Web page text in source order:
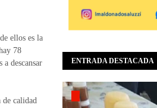
ellos es la
78
descansar
de calidad
ENTRADA DESTACADA